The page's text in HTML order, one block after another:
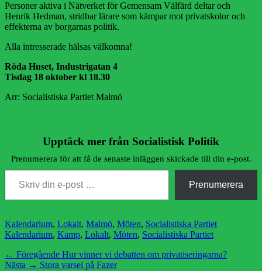
Personer aktiva i Nätverket för Gemensam Välfärd deltar och
Henrik Hedman, stridbar lärare som kämpar mot privatskolor och
effekterna av borgarnas politik.
Alla intresserade hälsas välkomna!
Röda Huset, Industrigatan 4
Tisdag 18 oktober kl 18.30
Arr: Socialistiska Partiet Malmö
Upptäck mer från Socialistisk Politik
Prenumerera för att få de senaste inläggen skickade till din e-post.
Skriv din e-post …
Prenumerera
Kategorier
Kalendarium, Lokalt, Malmö, Möten, Socialistiska PartietEtiketter
Kalendarium, Kamp, Lokalt, Möten, Socialistiska Partiet
Inläggsnavigering
← Föregående Föregående
inlägg:
Hur vinner vi debatten om privatiseringarna?
Nästa → Nästa
Stora varsel på Fazer